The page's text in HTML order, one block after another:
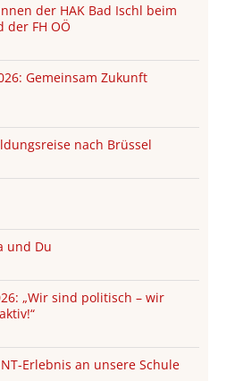
der HAK Bad Ischl beim
der FH OÖ
Gemeinsam Zukunft
nach Brüssel
und Du
„Wir sind politisch – wir
Erlebnis an unsere Schule